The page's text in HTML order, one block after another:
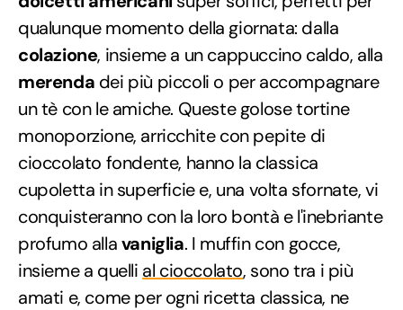
qualunque momento della giornata: dalla
colazione, insieme a un cappuccino caldo, alla
merenda dei più piccoli o per accompagnare
un tè con le amiche. Queste golose tortine
monoporzione, arricchite con pepite di
cioccolato fondente, hanno la classica
cupoletta in superficie e, una volta sfornate, vi
conquisteranno con la loro bontà e l'inebriante
profumo allavaniglia. I muffin con gocce,
insieme a quelli al cioccolato, sono tra i più
amati e, come per ogni ricetta classica, ne